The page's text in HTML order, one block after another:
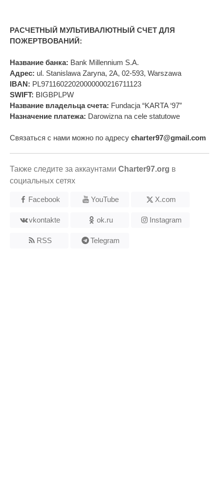
РАСЧЕТНЫЙ МУЛЬТИВАЛЮТНЫЙ СЧЕТ ДЛЯ
ПОЖЕРТВОВАНИЙ:
Название банка: Bank Millennium S.A.
Адрес: ul. Stanislawa Zaryna, 2A, 02-593, Warszawa
IBAN: PL97116022020000000216711123
SWIFT: BIGBPLPW
Название владельца счета: Fundacja “KARTA ‘97”
Назначение платежа: Darowizna na cele statutowe
Связаться с нами можно по адресу charter97@gmail.com
Также следите за аккаунтами Charter97.org в
социальных сетях
Facebook YouTube X.com
vkontakte ok.ru Instagram
RSS Telegram